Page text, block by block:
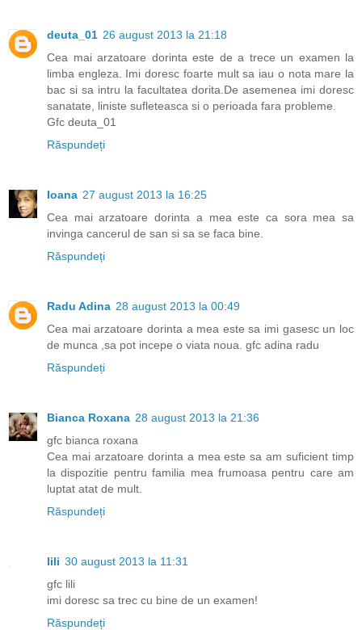
deuta_01 26 august 2013 la 21:18
Cea mai arzatoare dorinta este de a trece un examen la
limba engleza. Imi doresc foarte mult sa iau o nota mare la
bac si sa intru la facultatea dorita.De asemenea imi doresc
sanatate, liniste sufleteasca si o perioada fara probleme.
Gfc deuta_01
Răspundeți
Ioana 27 august 2013 la 16:25
Cea mai arzatoare dorinta a mea este ca sora mea sa
invinga cancerul de san si sa se faca bine.
Răspundeți
Radu Adina 28 august 2013 la 00:49
Cea mai arzatoare dorinta a mea este sa imi gasesc un loc
de munca ,sa pot incepe o viata noua. gfc adina radu
Răspundeți
Bianca Roxana 28 august 2013 la 21:36
gfc bianca roxana
Cea mai arzatoare dorinta a mea este sa am suficient timp
la dispozitie pentru familia mea frumoasa pentru care am
luptat atat de mult.
Răspundeți
lili 30 august 2013 la 11:31
gfc lili
imi doresc sa trec cu bine de un examen!
Răspundeți